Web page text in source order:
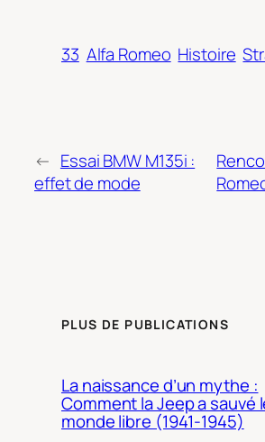
33 Alfa Romeo Histoire
← Essai BMW M135i :
effet de mode
PLUS DE PUBLICATIONS
La naissance d’un mythe :
Comment la Jeep a sauvé
monde libre (1941-1945)